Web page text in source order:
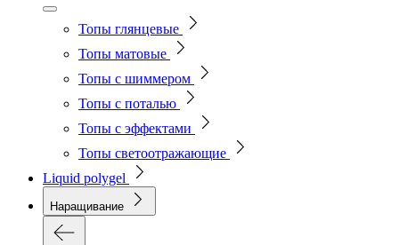
Топы глянцевые
Топы матовые
Топы с шиммером
Топы с поталью
Топы с эффектами
Топы светоотражающие
Liquid polygel
Наращивание